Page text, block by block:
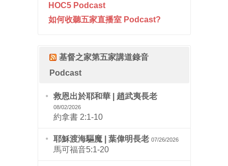
HOC5 Podcast
如何收聽五家直播室 Podcast?
基督之家第五家講道錄音
Podcast
救恩出於耶和華 | 趙武夷長老
08/02/2026
約拿書 2:1-10
耶穌渡海驅魔 | 葉偉明長老 07/26/2026
馬可福音5:1-20